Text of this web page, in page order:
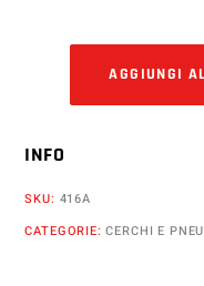
AGGIUNGI
INFO
SKU: 416A
CATEGORIE:CERCHI E